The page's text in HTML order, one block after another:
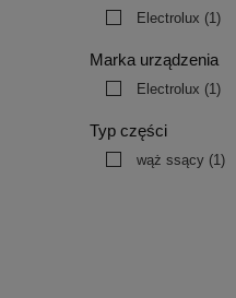
Electrolux (1)
Marka urządzenia
Electrolux (1)
Typ części
wąż ssący (1)